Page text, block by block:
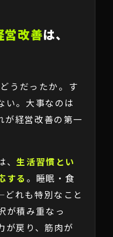
営改善は、
うだったか。す
い。大事なのは
が経営改善の第一
、生活習慣とい
する 。睡眠・食
れも特別なこと
が積み重なっ
が戻り、筋肉が